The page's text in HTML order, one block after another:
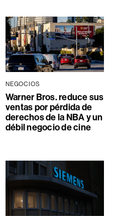
NEGOCIOS
Warner Bros. reduce sus
ventas por pérdida de
derechos de la NBA y un
débil negocio de cine